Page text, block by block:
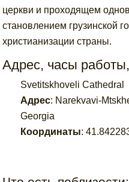
церкви и проходящем
становлением грузинской
христианизации страны.
Адрес, часы
Svetitskhoveli Cathedral
Адрес: Narekvavi-
Georgia
Координаты: